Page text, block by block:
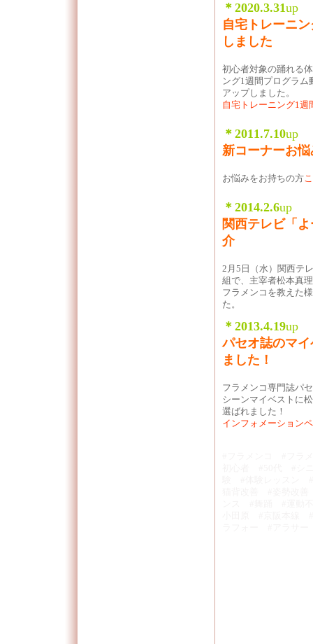
＊2020.3.31up
自宅トレーニ
しました
初心者対象の踊れる
ング1週間プログラ
アップしました。
自宅トレーニング1週
＊2011.7.10up
新コーナーお
お悩みをお持ちの方
＊2014.2.6up
関西テレビ「
介
2月5日（水）関西テ
組で、主宰者松本真
フラメンコを教えた
た。
＊2013.4.19up
パセオ誌のマ
ました！
フラメンコ専門誌パ
シーンマイベストに
選ばれました！
インフォメーション